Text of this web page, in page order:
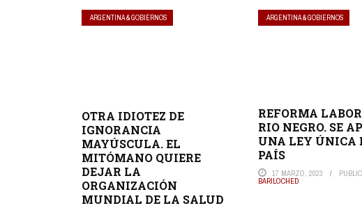
ARGENTINA & GOBIERNOS
OTRA IDIOTEZ DE
IGNORANCIA
MAYÚSCULA. EL
MITÓMANO QUIERE
DEJAR LA
ORGANIZACIÓN
MUNDIAL DE LA SALUD
ARGENTINA & GOBIERNOS
REFORMA
RIO NEGRO. SE
UNA LEY ÚNICA
PAÍS
17 MARZO, 2023
BARILOCHED